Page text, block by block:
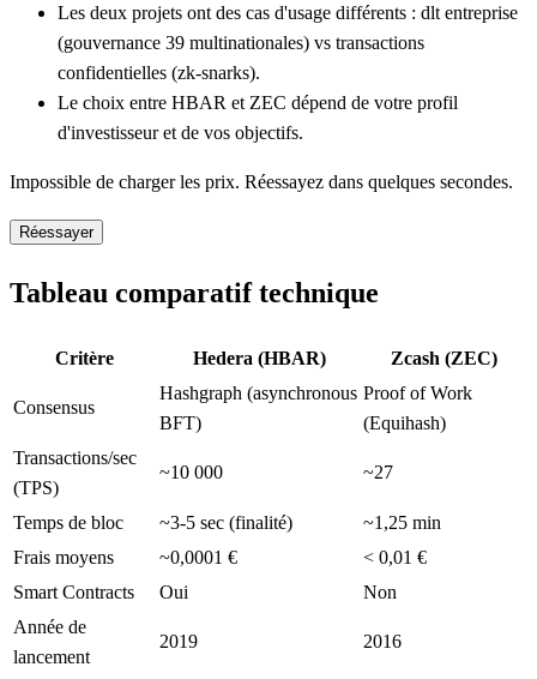
Les deux projets ont des cas d'usage différents : dlt entreprise
(gouvernance 39 multinationales) vs transactions
confidentielles (zk-snarks).
Le choix entre HBAR et ZEC dépend de votre profil
d'investisseur et de vos objectifs.
Impossible de charger les prix. Réessayez dans quelques secondes.
Réessayer
Tableau comparatif technique
Critère Hedera (HBAR) Zcash (ZEC)
Consensus
Hashgraph (asynchronous
BFT)
Proof of Work
(Equihash)
Transactions/sec
(TPS)
~10 000 ~27
Temps de bloc ~3-5 sec (finalité)
~1,25 min
Frais moyens
~0,0001 €
< 0,01 €
Smart Contracts
Oui
Non
Année de
lancement
2019 2016